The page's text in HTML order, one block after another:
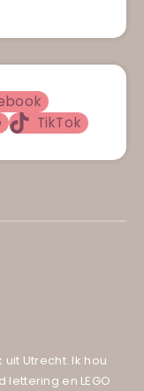
TikTok
Utrecht. Ik hou
en LEGO